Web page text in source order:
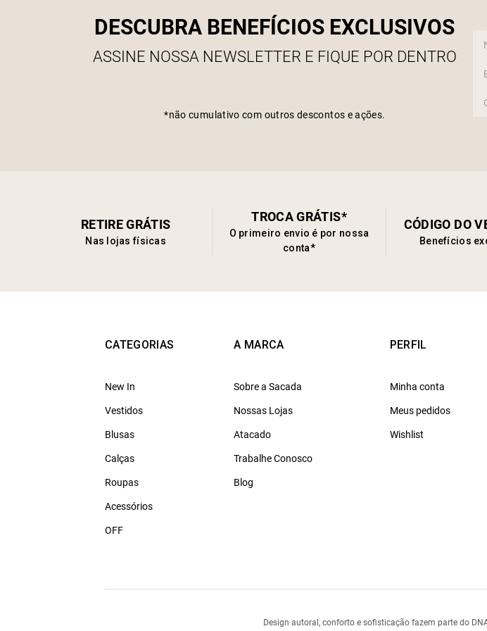
DESCUBRA BENEFÍCIOS EXCLUSIVOS
ASSINE NOSSA NEWSLETTER E FIQUE POR DENTRO
*não cumulativo com outros descontos e ações.
RETIRE GRÁTIS
Nas lojas físicas
TROCA GRÁTIS*
O primeiro envio é por nossa
conta*
CÓDIGO DO
Benefícios
CATEGORIAS
New In
Vestidos
Blusas
Calças
Roupas
Acessórios
OFF
A MARCA
Sobre a Sacada
Nossas Lojas
Atacado
Trabalhe Conosco
Blog
PERFIL
Minha conta
Meus pedidos
Wishlist
Design autoral, conforto e sofisticação fazem parte do